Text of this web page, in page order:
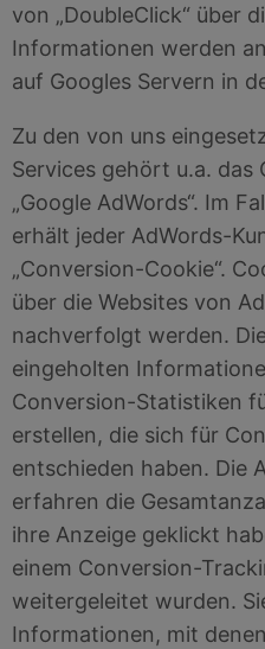
von „DoubleClick“ über
Informationen werden
auf Googles Servern in
Zu den von uns
Services gehört u.a. das
„Google AdWords“. Im
erhält jeder AdWords-
„Conversion-Cookie“.
über die Websites von
nachverfolgt werden.
eingeholten
Conversion-Statistiken
erstellen, die sich für
entschieden haben. Die
erfahren die
ihre Anzeige geklickt
einem Conversion-
weitergeleitet wurden.
Informationen, mit